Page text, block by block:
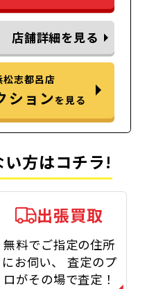
店舗詳細を見る
松志都呂店
ションを見る
方はコチラ!
出張買取
無料でご指定の住所
にお伺い、
査定のプ
ロがその場で査定！